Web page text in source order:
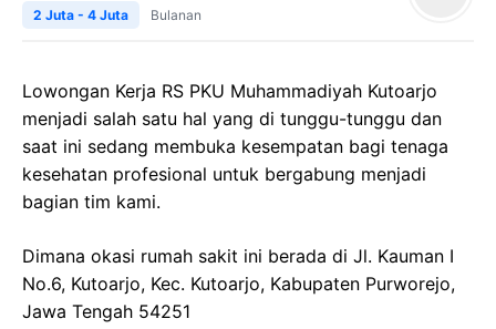
2 Juta - 4 Juta Bulanan
Lowongan Kerja RS PKU Muhammadiyah Kutoarjo
menjadi salah satu hal yang di tunggu-tunggu dan
saat ini sedang membuka kesempatan bagi tenaga
kesehatan profesional untuk bergabung menjadi
bagian tim kami.
Dimana okasi rumah sakit ini berada di Jl. Kauman I
No.6, Kutoarjo, Kec. Kutoarjo, Kabupaten Purworejo,
Jawa Tengah 54251